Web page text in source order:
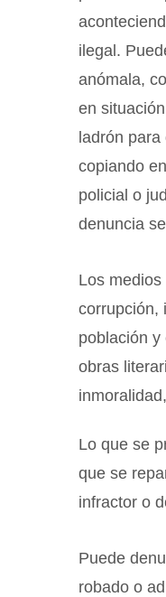
ilegal.
anómala,
en
ladrón
copiando
policial o
denuncia
Los
corrupción,
población
obras
Lo que se
que se
infractor o
Puede
robado o